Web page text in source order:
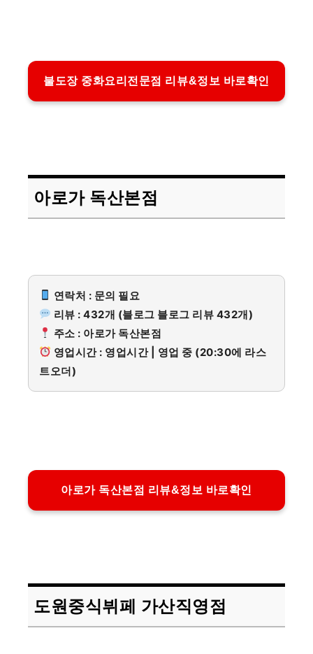
불도장 중화요리전문점 리뷰&정보 바로확인
아로가 독산본점
연락처 : 문의 필요
리뷰 : 432개 (블로그 블로그 리뷰 432개)
주소 : 아로가 독산본점
영업시간 : 영업시간 | 영업 중 (20:30에 라스
트오더)
아로가 독산본점 리뷰&정보 바로확인
도원중식뷔페 가산직영점